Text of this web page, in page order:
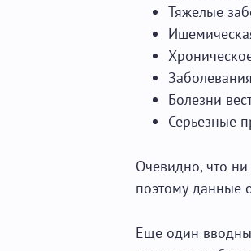
Тяжелые
Болезни
Серьезные
Очевидно, что ни
поэтому данные
Еще один